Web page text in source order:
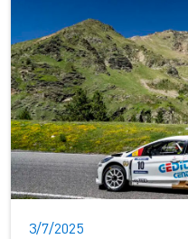
3/7/2025